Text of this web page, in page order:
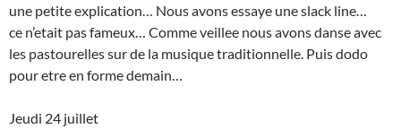
une petite explication… Nous avons essaye une slack line…
ce n’etait pas fameux… Comme veillee nous avons danse avec
les pastourelles sur de la musique traditionnelle. Puis dodo
pour etre en forme demain…
Jeudi 24 juillet